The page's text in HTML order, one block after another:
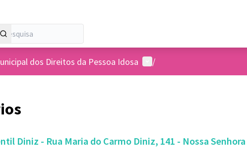
dos Direitos da Pessoa Idosa Menu de usuários
/
Regional Sede (Parque Gentil Diniz - Rua Maria do Carmo Diniz,